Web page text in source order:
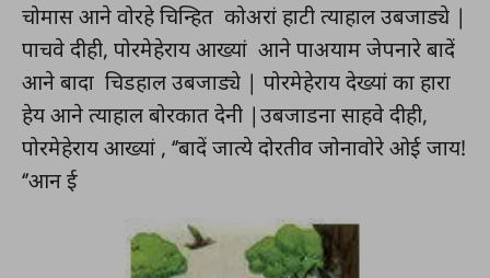
चोमास आने वोरहे चिन्हित कोअरां हाटी त्याहाल उबजाड्ये |
पाचवे दीही, पोरमेहेराय आख्यां आने पाअयाम जेपनारे बादें
आने बादा चिडहाल उबजाड्ये | पोरमेहेराय देख्यां का हारा
हेय आने त्याहाल बोरकात देनी |उबजाडना साहवे दीही,
पोरमेहेराय आख्यां , ‘’बादें जात्ये दोरतीव जोनावोरे ओई जाय!
‘’आन ई